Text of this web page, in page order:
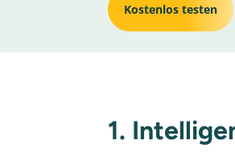
Kostenlos testen
1.